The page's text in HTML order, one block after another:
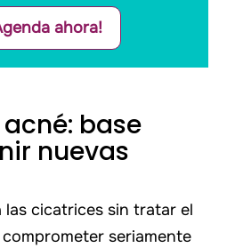
ahora!
base
nuevas
las cicatrices sin tratar el
seriamente